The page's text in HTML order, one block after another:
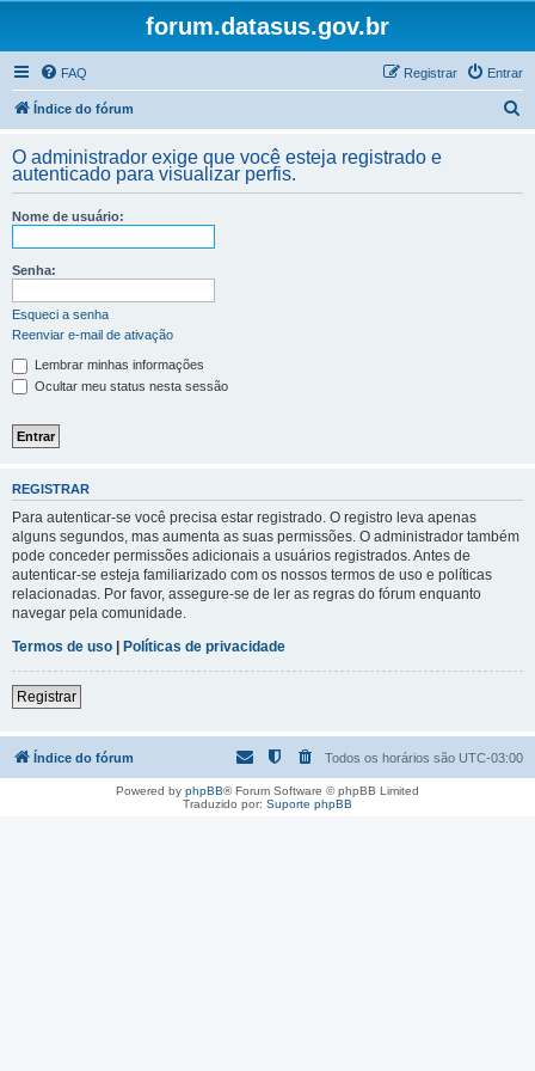
forum.datasus.gov.br
FAQ Entrar
Registrar
Índice do fórum
q
O administrador exige que você esteja registrado e
autenticado para visualizar perfis.
Nome de usuário:
Senha:
Esqueci a senha
Reenviar e-mail de ativação
Lembrar minhas informações
Ocultar meu status nesta sessão
REGISTRAR
Para autenticar-se você precisa estar registrado. O registro leva apenas
alguns segundos, mas aumenta as suas permissões. O administrador também
pode conceder permissões adicionais a usuários registrados. Antes de
autenticar-se esteja familiarizado com os nossos termos de uso e políticas
relacionadas. Por favor, assegure-se de ler as regras do fórum enquanto
navegar pela comunidade.
Termos de uso | Políticas de privacidade
Registrar
Índice do fórum Todos os horários são UTC-03:00
Powered by phpBB® Forum Software © phpBB Limited
Traduzido por: Suporte phpBB